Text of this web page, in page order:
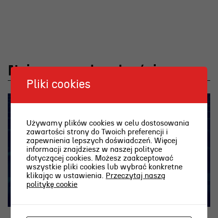
Najnowsze aktualności
Pliki cookies
Używamy plików cookies w celu dostosowania
zawartości strony do Twoich preferencji i
zapewnienia lepszych doświadczeń. Więcej
informacji znajdziesz w naszej polityce
dotyczącej cookies. Możesz zaakceptować
wszystkie pliki cookies lub wybrać konkretne
klikając w ustawienia.
Przeczytaj naszą
politykę cookie